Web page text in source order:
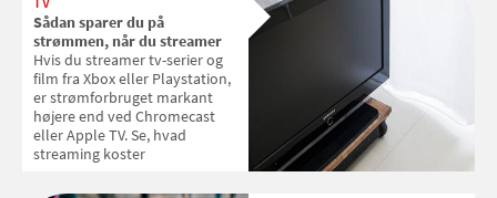
Sådan sparer du på
strømmen, når du streamer
Hvis du streamer tv-serier og
film fra Xbox eller Playstation,
er strømforbruget markant
højere end ved Chromecast
eller Apple TV. Se, hvad
streaming koster